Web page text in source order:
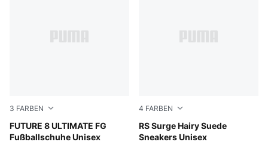
3 FARBEN
FUTURE 8 ULTIMATE FG
Fußballschuhe Unisex
Heat Fire-PUMA Black-Ravish
4 FARBEN
RS Surge Hairy Suede
Sneakers Unisex
Pebble Gray-Loden Green